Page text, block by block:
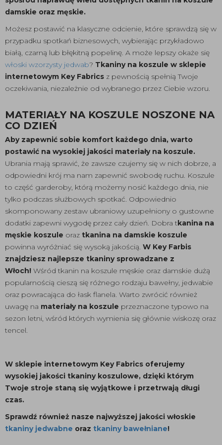
damskie oraz męskie.
Możesz postawić na klasyczne odcienie, które sprawdzą się w
przypadku spotkań biznesowych, wybierając przykładowo
białą, czarną lub błękitną popelinę. A może lepszy okaże się
włoski wzorzysty jedwab? Tkaniny na koszule w sklepie
internetowym Key Fabrics z pewnością spełnią Twoje
oczekiwania, niezależnie od wybranego przez Ciebie wzoru.
MATERIAŁY NA KOSZULE NOSZONE NA
CO DZIEŃ
Aby zapewnić sobie komfort każdego dnia, warto
postawić na wysokiej jakości materiały na koszule.
Ubrania mają sprawić, że zawsze czujemy się w nich dobrze, a
odpowiedni krój ma nam zapewnić swobodę ruchu. Koszule
to część garderoby, którą możemy nosić każdego dnia, nie
tylko podczas służbowych spotkać. Odpowiednio
skomponowany zestaw ubraniowy uzupełniony o gustowne
dodatki zapewni wygodę przez cały dzień. Dobra tkanina na
męskie koszule oraz tkanina na damskie koszule
powinna wyróżniać się wysoką jakością. W Key Farbis
znajdziesz najlepsze tkaniny sprowadzane z
Włoch! Wśród tkanin na koszule męskie oraz damskie dużą
popularnością cieszą się różnego rodzaju bawełny, jedwabie
oraz powracająca do łask flanela. Warto zwrócić również
uwagę na materiały na koszule przeznaczone typowo na
sezon letni, wśród których wymienia się głównie wiskozę oraz
tencel.
W sklepie internetowym Key Fabrics oferujemy
wysokiej jakości tkaniny koszulowe, dzięki którym
Twoje stroje staną się wyjątkowe i przetrwają długi
czas.
Sprawdź również nasze najwyższej jakości włoskie
tkaniny jedwabne oraz tkaniny bawełniane!